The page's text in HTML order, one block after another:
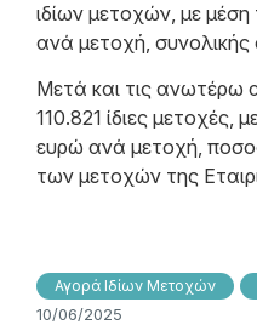
ιδίων μετοχών, με
ανά μετοχή, συνολικής
Μετά και τις ανωτέρω
110.821 ίδιες μετοχές,
ευρώ ανά μετοχή,
των μετοχών της
Αγορά Ιδίων Μετοχών
10/06/2025